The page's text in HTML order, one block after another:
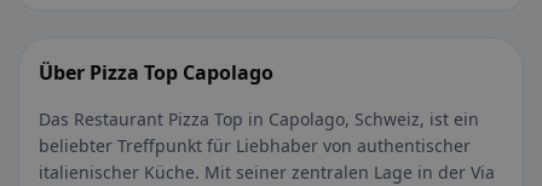
Über Pizza Top Capolago
Das Restaurant Pizza Top in Capolago, Schweiz, ist ein
beliebter Treffpunkt für Liebhaber von authentischer
italienischer Küche. Mit seiner zentralen Lage in der Via